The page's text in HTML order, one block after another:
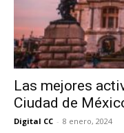
Las mejores
Ciudad de
Digital CC - 8 enero, 2024